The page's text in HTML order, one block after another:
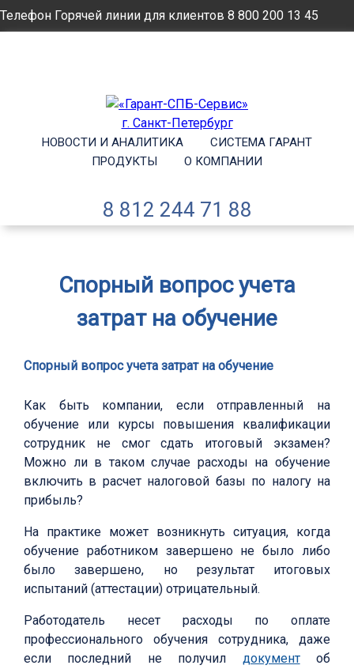
Телефон Горячей линии для клиентов 8 800 200 13 45
НОВОСТИ И АНАЛИТИКА
СИСТЕМА ГАРАНТ
ПРОДУКТЫ
О КОМПАНИИ
8 812 244 71 88
Спорный вопрос учета
затрат на обучение
Спорный вопрос учета затрат на обучение
Как быть компании, если отправленный на
обучение или курсы повышения квалификации
сотрудник не смог сдать итоговый экзамен?
Можно ли в таком случае расходы на обучение
включить в расчет налоговой базы по налогу на
прибыль?
На практике может возникнуть ситуация, когда
обучение работником завершено не было либо
было завершено, но результат итоговых
испытаний (аттестации) отрицательный.
Работодатель несет расходы по оплате
профессионального обучения сотрудника, даже
если последний не получил документоб